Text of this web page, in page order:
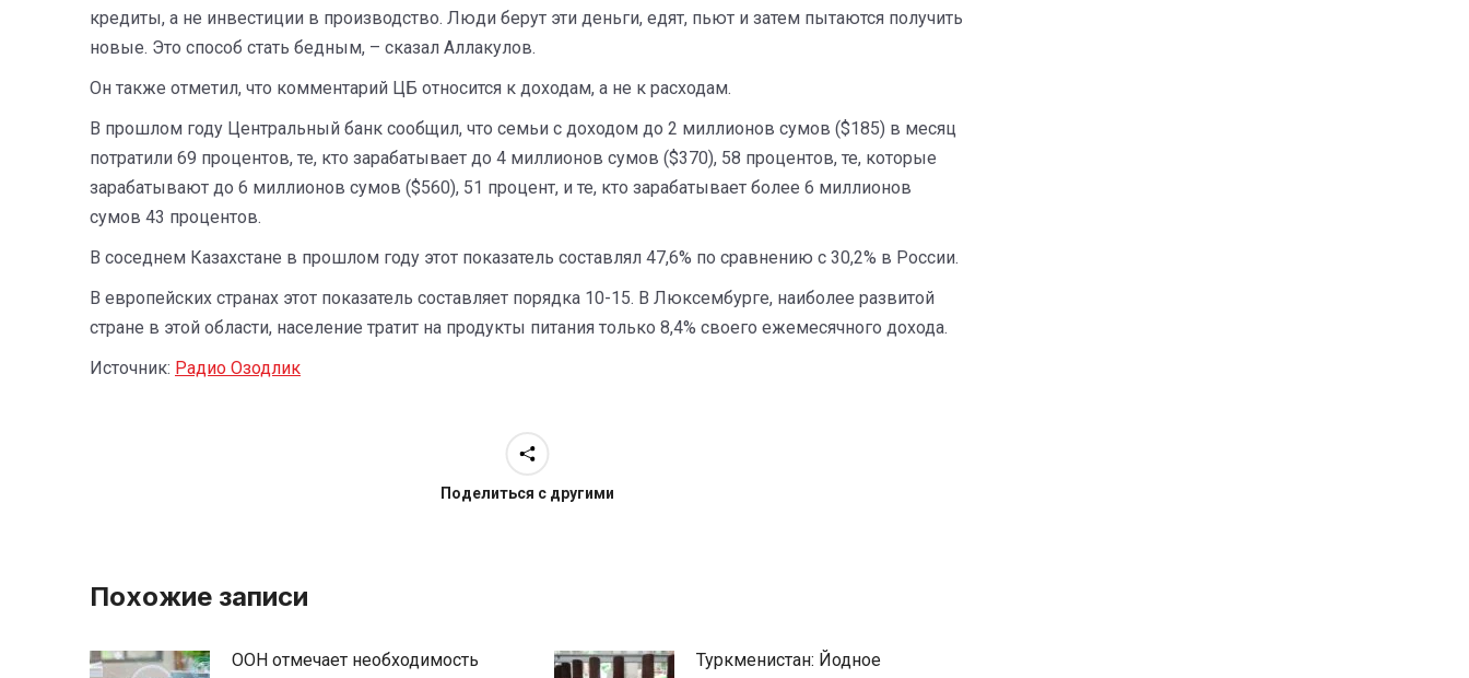
кредиты, а не инвестиции в производство. Люди берут эти деньги, едят, пьют и затем пытаются получить
новые. Это способ стать бедным, – сказал Аллакулов.
Он также отметил, что комментарий ЦБ относится к доходам, а не к расходам.
В прошлом году Центральный банк сообщил, что семьи с доходом до 2 миллионов сумов ($185) в месяц
потратили 69 процентов, те, кто зарабатывает до 4 миллионов сумов ($370), 58 процентов, те, которые
зарабатывают до 6 миллионов сумов ($560), 51 процент, и те, кто зарабатывает более 6 миллионов
сумов 43 процентов.
В соседнем Казахстане в прошлом году этот показатель составлял 47,6% по сравнению с 30,2% в России.
В европейских странах этот показатель составляет порядка 10-15. В Люксембурге, наиболее развитой
стране в этой области, население тратит на продукты питания только 8,4% своего ежемесячного дохода.
Источник: Радио Озодлик
Поделиться с другими
Похожие записи
ООН отмечает необходимость
Туркменистан: Йодное